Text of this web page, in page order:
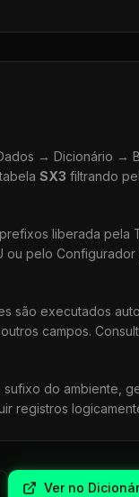
→ Dicionário →
SX3 filtrando
liberada pela
pelo
são executados
campos.
do ambiente,
registros
Ver no